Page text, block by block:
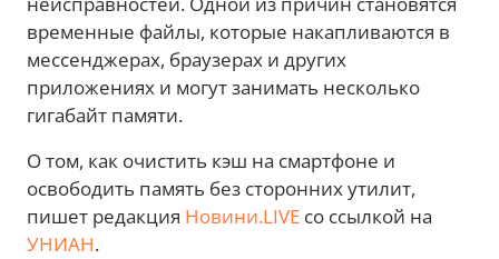
временные файлы, которые накапливаются в
мессенджерах, браузерах и других
приложениях и могут занимать несколько
гигабайт памяти.
О том, как очистить кэш на смартфоне и
освободить память без сторонних утилит,
пишет редакция Новини.LIVE со ссылкой на
УНИАН.